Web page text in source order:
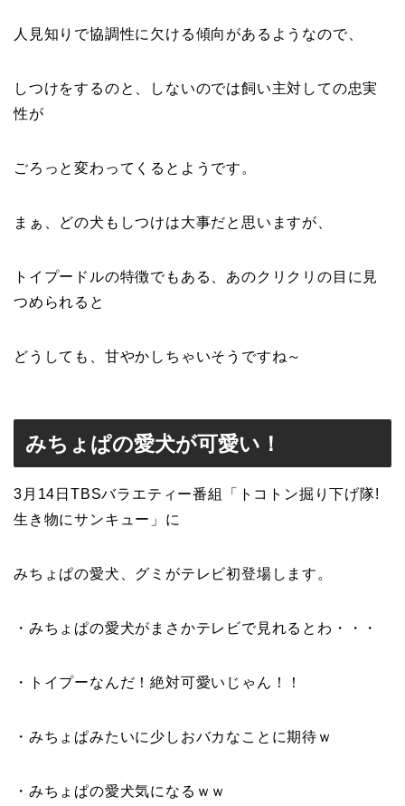
人見知りで協調性に欠ける傾向があるようなので、
しつけをするのと、しないのでは飼い主対しての忠実
性が
ごろっと変わってくるとようです。
まぁ、どの犬もしつけは大事だと思いますが、
トイプードルの特徴でもある、あのクリクリの目に見
つめられると
どうしても、甘やかしちゃいそうですね～
みちょぱの愛犬が可愛い！
3月14日TBSバラエティー番組「トコトン掘り下げ隊!
生き物にサンキュー」に
みちょぱの愛犬、グミがテレビ初登場します。
・みちょぱの愛犬がまさかテレビで見れるとわ・・・
・トイプーなんだ！絶対可愛いじゃん！！
・みちょぱみたいに少しおバカなことに期待ｗ
・みちょぱの愛犬気になるｗｗ